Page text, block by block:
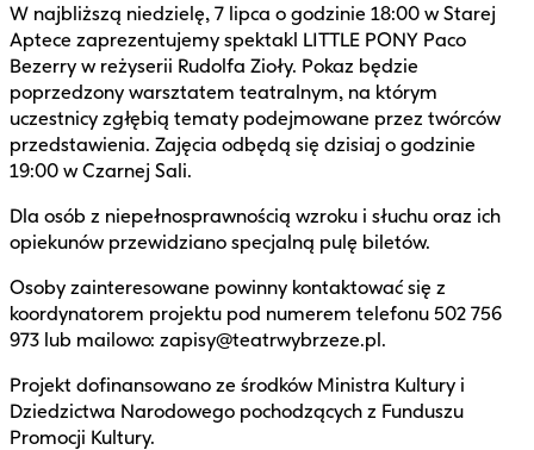
W najbliższą niedzielę, 7 lipca o godzinie 18:00 w Starej
Aptece zaprezentujemy spektakl LITTLE PONY Paco
Bezerry w reżyserii Rudolfa Zioły. Pokaz będzie
poprzedzony warsztatem teatralnym, na którym
uczestnicy zgłębią tematy podejmowane przez twórców
przedstawienia. Zajęcia odbędą się dzisiaj o godzinie
19:00 w Czarnej Sali.
Dla osób z niepełnosprawnością wzroku i słuchu oraz ich
opiekunów przewidziano specjalną pulę biletów.
Osoby zainteresowane powinny kontaktować się z
koordynatorem projektu pod numerem telefonu 502 756
973 lub mailowo: zapisy@teatrwybrzeze.pl.
Projekt dofinansowano ze środków Ministra Kultury i
Dziedzictwa Narodowego pochodzących z Funduszu
Promocji Kultury.